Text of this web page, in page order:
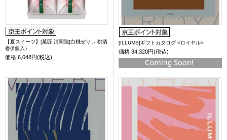
【夏スイーツ】[菓匠 清閑院]白桃ぜりぃ 桃清
香(6個入）
価格 6,048円(税込)
[ILLUMS]ギフトカタログ <ロイヤル>
価格 34,320円(税込)